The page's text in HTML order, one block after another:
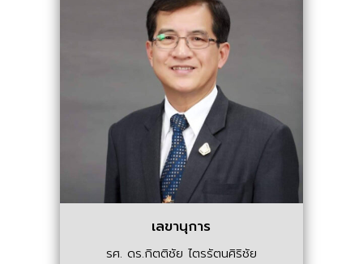
เลขานุการ
รศ. ดร.กิตติชัย ไตรรัตนศิริชัย